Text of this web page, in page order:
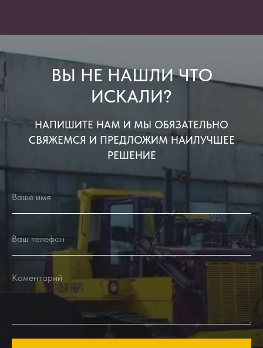
ВЫ НЕ НАШЛИ ЧТО
ИСКАЛИ?
НАПИШИТЕ НАМ И МЫ ОБЯЗАТЕЛЬНО
СВЯЖЕМСЯ И ПРЕДЛОЖИМ НАИЛУЧШЕЕ
РЕШЕНИЕ